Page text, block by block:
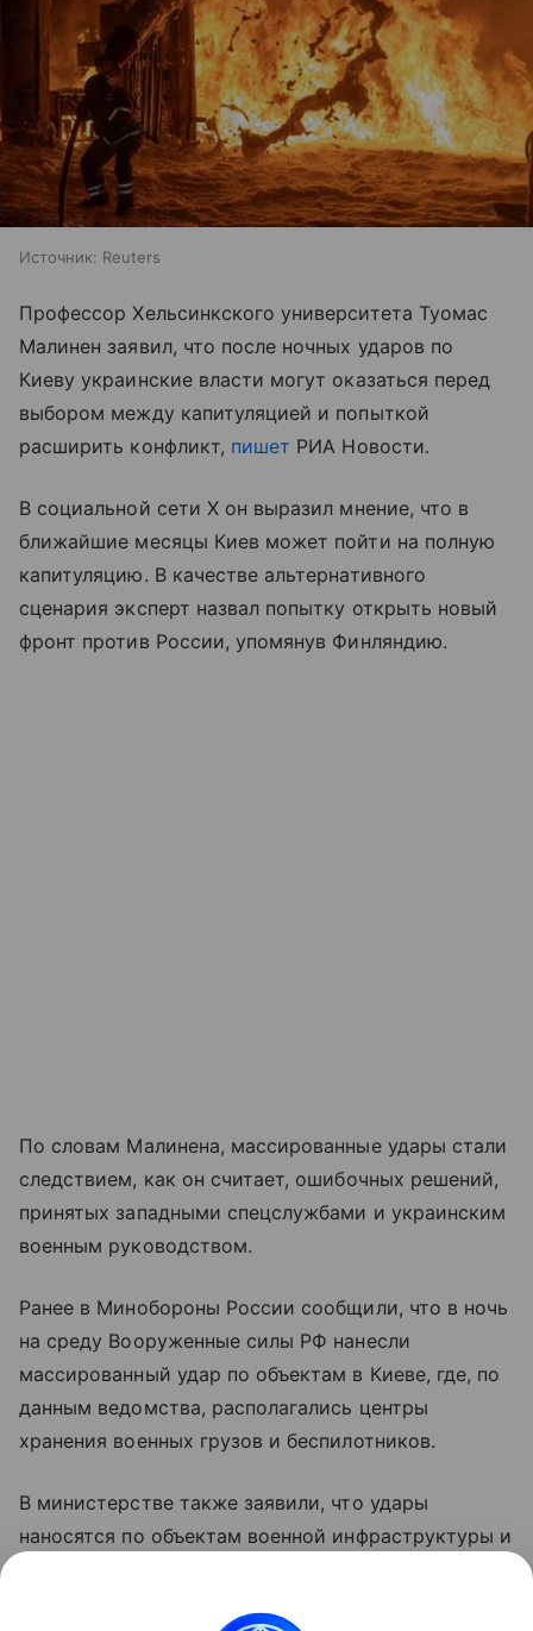
Источник: Reuters
Профессор Хельсинкского университета Туомас
Малинен заявил, что после ночных ударов по
Киеву украинские власти могут оказаться перед
выбором между капитуляцией и попыткой
расширить конфликт, пишет РИА Новости.
В социальной сети X он выразил мнение, что в
ближайшие месяцы Киев может пойти на полную
капитуляцию. В качестве альтернативного
сценария эксперт назвал попытку открыть новый
фронт против России, упомянув Финляндию.
По словам Малинена, массированные удары стали
следствием, как он считает, ошибочных решений,
принятых западными спецслужбами и украинским
военным руководством.
Ранее в Минобороны России сообщили, что в ночь
на среду Вооруженные силы РФ нанесли
массированный удар по объектам в Киеве, где, по
данным ведомства, располагались центры
хранения военных грузов и беспилотников.
В министерстве также заявили, что удары
наносятся по объектам военной инфраструктуры и